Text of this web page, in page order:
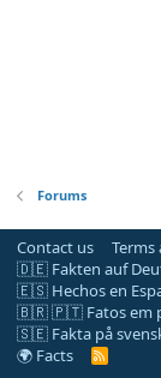
Forums
Contact us Terms
🇩🇪 Fakten auf
🇪🇸 Hechos en
🇧🇷 🇵🇹 Fatos em
🇸🇪 Fakta på
🌍 Facts
R